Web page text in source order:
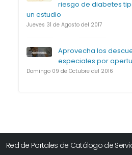
riesgo de diabetes
un estudio
Jueves 31 de Agosto del 2017
Aprovecha los
especiales por
Domingo 09 de Octubre del 2016
Red de Portales de Catálogo de